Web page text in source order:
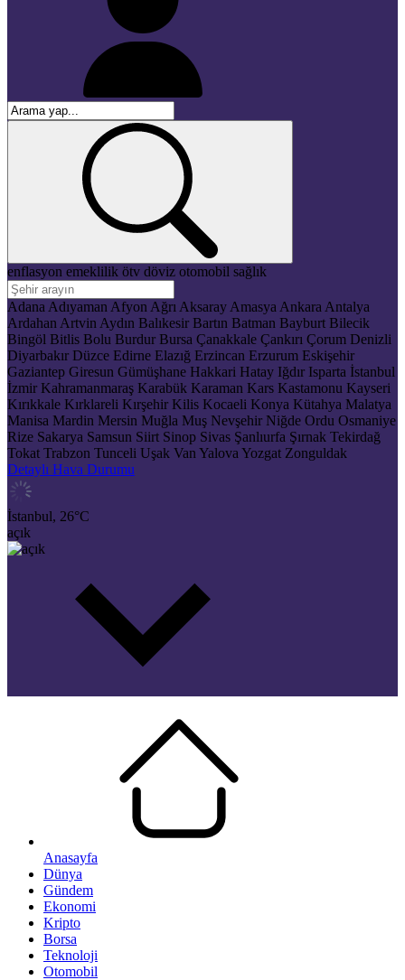
enflasyon emeklilik ötv döviz otomobil sağlık
Adana Adıyaman Afyon Ağrı Aksaray Amasya Ankara Antalya
Ardahan Artvin Aydın Balıkesir Bartın Batman Bayburt Bilecik
Bingöl Bitlis Bolu Burdur Bursa Çanakkale Çankırı Çorum Denizli
Diyarbakır Düzce Edirne Elazığ Erzincan Erzurum Eskişehir
Gaziantep Giresun Gümüşhane Hakkari Hatay Iğdır Isparta İstanbul
İzmir Kahramanmaraş Karabük Karaman Kars Kastamonu Kayseri
Kırıkkale Kırklareli Kırşehir Kilis Kocaeli Konya Kütahya Malatya
Manisa Mardin Mersin Muğla Muş Nevşehir Niğde Ordu Osmaniye
Rize Sakarya Samsun Siirt Sinop Sivas Şanlıurfa Şırnak Tekirdağ
Tokat Trabzon Tunceli Uşak Van Yalova Yozgat Zonguldak
Detaylı Hava Durumu
İstanbul, 26°C
açık
Anasayfa
Dünya
Gündem
Ekonomi
Kripto
Borsa
Teknoloji
Otomobil